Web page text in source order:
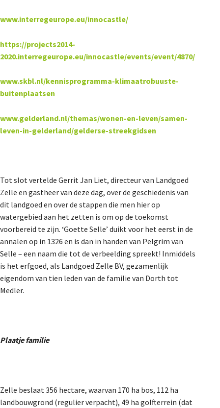
www.interregeurope.eu/innocastle/
https://projects2014-
2020.interregeurope.eu/innocastle/events/event/4870/
www.skbl.nl/kennisprogramma-klimaatrobuuste-
buitenplaatsen
www.gelderland.nl/themas/wonen-en-leven/samen-
leven-in-gelderland/gelderse-streekgidsen
Tot slot vertelde Gerrit Jan Liet, directeur van Landgoed
Zelle en gastheer van deze dag, over de geschiedenis van
dit landgoed en over de stappen die men hier op
watergebied aan het zetten is om op de toekomst
voorbereid te zijn. ‘Goette Selle’ duikt voor het eerst in de
annalen op in 1326 en is dan in handen van Pelgrim van
Selle – een naam die tot de verbeelding spreekt! Inmiddels
is het erfgoed, als Landgoed Zelle BV, gezamenlijk
eigendom van tien leden van de familie van Dorth tot
Medler.
Plaatje familie
Zelle beslaat 356 hectare, waarvan 170 ha bos, 112 ha
landbouwgrond (regulier verpacht), 49 ha golfterrein (dat